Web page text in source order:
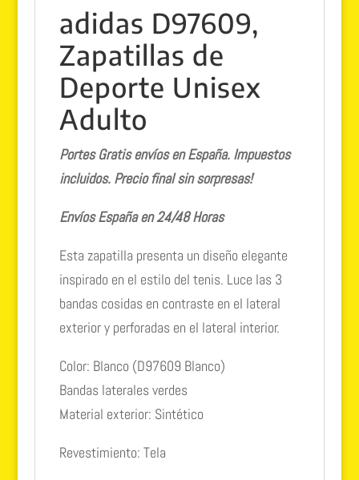
adidas D97609,
Zapatillas de
Deporte Unisex
Adulto
Portes Gratis envíos en España. Impuestos
incluidos. Precio final sin sorpresas!
Envíos España en 24/48 Horas
Esta zapatilla presenta un diseño elegante
inspirado en el estilo del tenis. Luce las 3
bandas cosidas en contraste en el lateral
exterior y perforadas en el lateral interior.
Color: Blanco (D97609 Blanco)
Bandas laterales verdes
Material exterior: Sintético
Revestimiento: Tela